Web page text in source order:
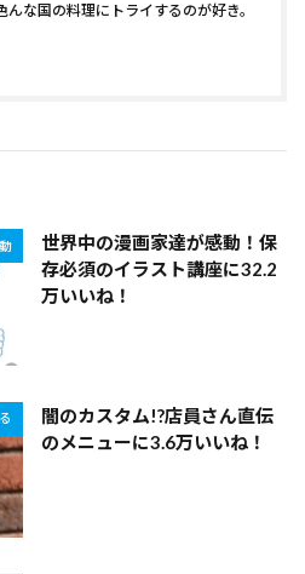
な国の料理にトライするのが好き。
世界中の漫画家達が感動！保
存必須のイラスト講座に32.2
万いいね！
闇のカスタム!?店員さん直伝
のメニューに3.6万いいね！